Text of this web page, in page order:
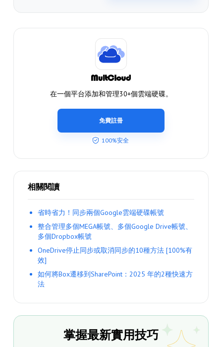
在一個平台添加和管理30+個雲端硬碟。
免費註冊
100%安全
相關閱讀
省時省力！同步兩個Google雲端硬碟帳號
整合管理多個MEGA帳號、多個Google Drive帳號、
多個Dropbox帳號
OneDrive停止同步或取消同步的10種方法 [100%有
效]
如何將Box遷移到SharePoint：2025 年的2種快速方
法
掌握最新實用技巧